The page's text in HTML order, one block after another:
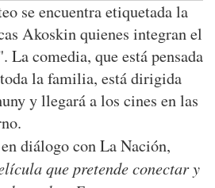
se encuentra etiquetada la
Akoskin quienes integran el
La comedia, que está pensada
la familia, está dirigida
y llegará a los cines en las
en diálogo con La Nación,
que pretende conectar y